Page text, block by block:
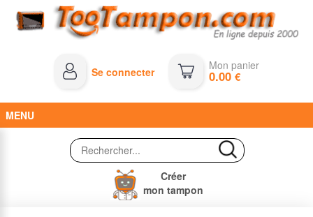
Se connecter Mon panier
0.00€
MENU
Créer
mon tampon